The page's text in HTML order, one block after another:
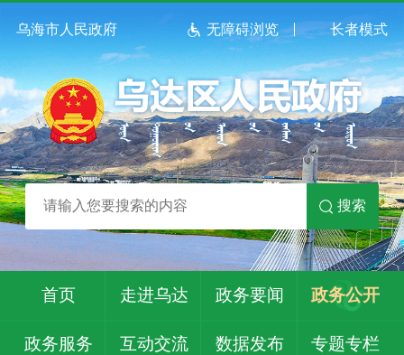
乌海市人民政府 无障碍浏览 长者模式
搜索
首页 走进乌达 政务要闻 政务公开
政务服务 互动交流 数据发布 专题专栏